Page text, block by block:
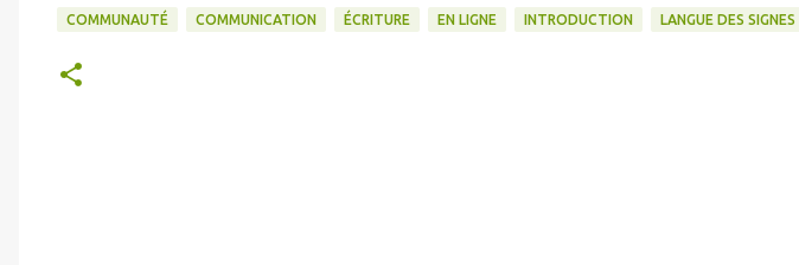
COMMUNAUTÉ COMMUNICATION ÉCRITURE EN LIGNE INTRODUCTION LANGUE DES SIGNES